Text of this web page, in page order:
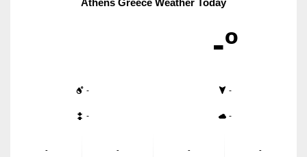
Athens Greece Weather Today
-º
- -
- -
- - - -